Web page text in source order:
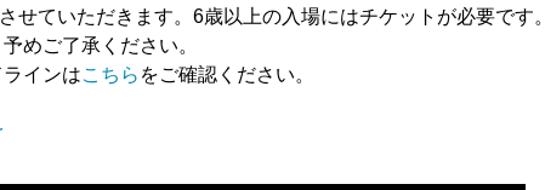
ていただきます。6歳以上の入場にはチケットが必要です。
めご了承ください。
インはこちら をご確認ください。